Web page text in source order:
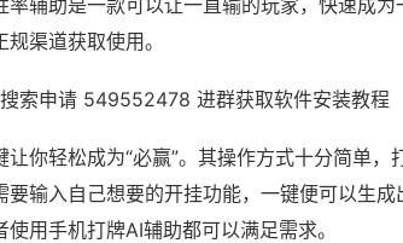
率辅助是一款可以让一直输的玩家，快速成为
渠道获取使用。
索申请 549552478 进群获取软件安装教程
让你轻松成为“必赢”。其操作方式十分简单
要输入自己想要的开挂功能，一键便可以生
用手机打牌AI辅助都可以满足需求。